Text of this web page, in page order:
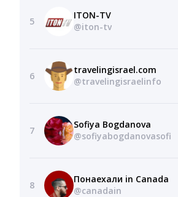
5
ITON-TV
@iton-tv
6
travelingisrael.com
@travelingisraelinfo
7
Sofiya Bogdanova
@sofiyabogdanovasofi
8
Понаехали in Canada
@canadain